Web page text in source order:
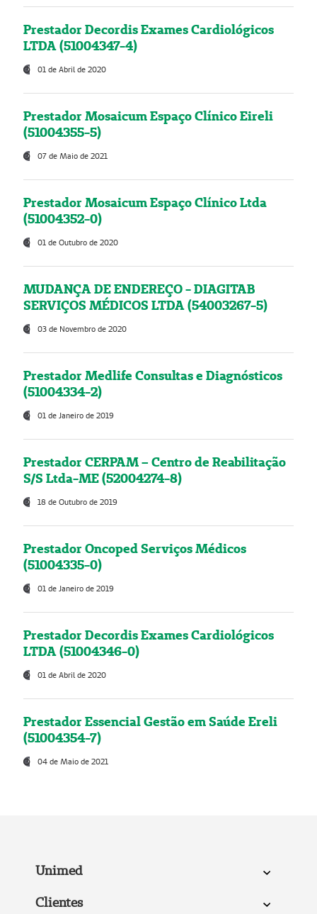
Prestador Decordis Exames Cardiológicos
LTDA (51004347-4)
01 de Abril de 2020
Prestador Mosaicum Espaço Clínico Eireli
(51004355-5)
07 de Maio de 2021
Prestador Mosaicum Espaço Clínico Ltda
(51004352-0)
01 de Outubro de 2020
MUDANÇA DE ENDEREÇO - DIAGITAB
SERVIÇOS MÉDICOS LTDA (54003267-5)
03 de Novembro de 2020
Prestador Medlife Consultas e Diagnósticos
(51004334-2)
01 de Janeiro de 2019
Prestador CERPAM – Centro de Reabilitação
S/S Ltda-ME (52004274-8)
18 de Outubro de 2019
Prestador Oncoped Serviços Médicos
(51004335-0)
01 de Janeiro de 2019
Prestador Decordis Exames Cardiológicos
LTDA (51004346-0)
01 de Abril de 2020
Prestador Essencial Gestão em Saúde Ereli
(51004354-7)
04 de Maio de 2021
Unimed
Clientes